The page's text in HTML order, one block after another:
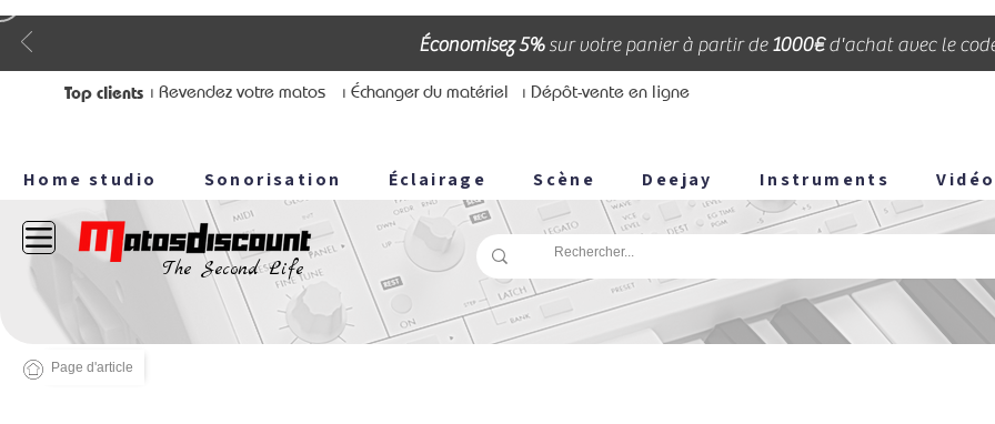
Économisez 5%sur votre panier à partir de1000€d'achat avec le
Top clients ⏐ Revendez votre matos ⏐ Échanger du matériel ⏐ Dépôt-vente en ligne
Home studio Sonorisation Éclairage Scène Deejay Instruments Vidéo
The Second Life
Page d'article